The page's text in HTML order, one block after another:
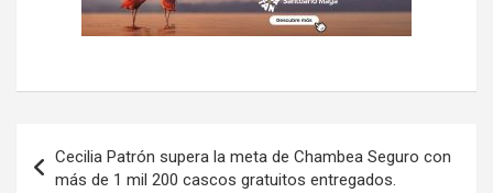
de
Cecilia Patrón supera la meta de Chambea Seguro con
más de 1 mil 200 cascos gratuitos entregados.